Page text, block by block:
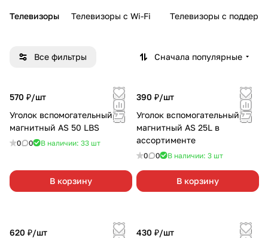
Телевизоры Телевизоры с Wi-Fi Телевизоры с
Все фильтры Сначала популярные
570 ₽/шт
Уголок вспомогательный
магнитный AS 50 LBS
0 0 В наличии: 33 шт
В корзину
390 ₽/шт
Уголок вспомогательный
магнитный AS 25L в
ассортименте
0 0 В наличии: 3 шт
В корзину
620 ₽/шт
430 ₽/шт